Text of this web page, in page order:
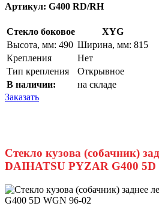
Артикул: G400 RD/RH
Стекло боковое
XYG
Высота, мм: 490 Ширина, мм: 815
Крепления
Нет
Тип крепления
Открывное
В наличии:
на складе
Заказать
Стекло кузова (собачник)
DAIHATSU PYZAR G400 5D